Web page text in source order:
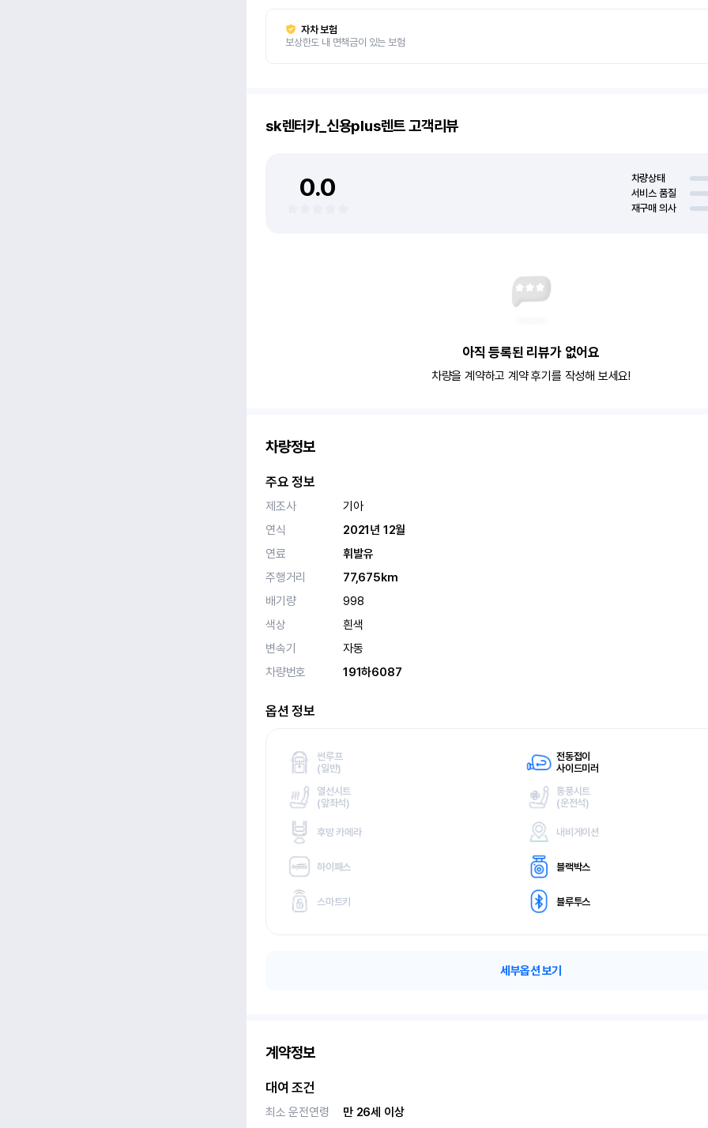
자차 보험
보상한도 내 면책금이 있는 보험
sk렌터카_신용plus렌트고객리뷰
0.0 차량상태
서비스 품질
재구매 의사
아직 등록된 리뷰가 없어요
차량을 계약하고 계약 후기를 작성해 보세요!
차량정보
주요 정보
제조사
기아
연식
2021년 12월
연료
휘발유
주행거리
77,675km
배기량
998
색상
흰색
변속기
자동
차량번호
191하6087
옵션 정보
썬루프
(일반)
전동접이
사이드미러
열선시트
(앞좌석)
통풍시트
(운전석)
후방 카메라 내비게이션
하이패스 블랙박스
스마트키 블루투스
세부옵션 보기
계약정보
대여 조건
최소 운전연령
만 26세 이상